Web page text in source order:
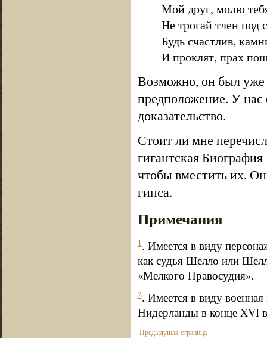
Мой друг, молю
Не трогай тлен под
Будь счастлив,
И проклят, прах
Возможно, он был уже
предположение. У нас
доказательство.
Стоит ли мне
гигантская
чтобы вместить их.
гипса.
Примечания
1. Имеется в виду
как судья Шелло или
«Мелкого Правосудия».
2. Имеется в виду военная
Нидерланды в конце XVI
Предыдущая страница